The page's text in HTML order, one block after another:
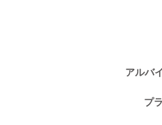
アルバ
プ